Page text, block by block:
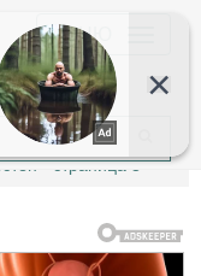
МЕНЮ
- страница 3